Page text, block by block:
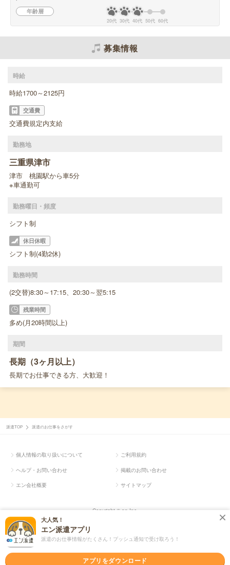
年齢層
20代 30代 40代 50代 60代
募集情報
時給
時給1700～2125円
交通費
交通費規定内支給
勤務地
三重県津市
津市 桃園駅から車5分
※車通勤可
勤務曜日・頻度
シフト制
休日休暇
シフト制(4勤2休)
勤務時間
(2交替)8:30～17:15、20:30～翌5:15
残業時間
多め(月20時間以上)
期間
長期（3ヶ月以上）
長期でお仕事できる方、大歓迎！
大人気！
エン派遣アプリ
派遣のお仕事情報がたくさん！プッシュ通知で受け取ろう！
アプリをダウンロード
派遣TOP 派遣のお仕事をさがす
個人情報の取り扱いについて ご利用規約
ヘルプ・お問い合わせ 掲載のお問い合わせ
エン会社概要 サイトマップ
Copyright © en Inc.